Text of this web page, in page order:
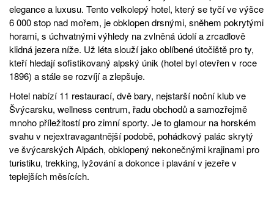
elegance a luxusu. Tento velkolepý hotel, který se tyčí ve výšce
6 000 stop nad mořem, je obklopen drsnými, sněhem pokrytými
horami, s úchvatnými výhledy na zvlněná údolí a zrcadlově
klidná jezera níže. Už léta slouží jako oblíbené útočiště pro ty,
kteří hledají sofistikovaný alpský únik (hotel byl otevřen v roce
1896) a stále se rozvíjí a zlepšuje.
Hotel nabízí 11 restaurací, dvě bary, nejstarší noční klub ve
Švýcarsku, wellness centrum, řadu obchodů a samozřejmě
mnoho příležitostí pro zimní sporty. Je to glamour na horském
svahu v nejextravagantnější podobě, pohádkový palác skrytý
ve švýcarských Alpách, obklopený nekonečnými krajinami pro
turistiku, trekking, lyžování a dokonce i plavání v jezeře v
teplejších měsících.